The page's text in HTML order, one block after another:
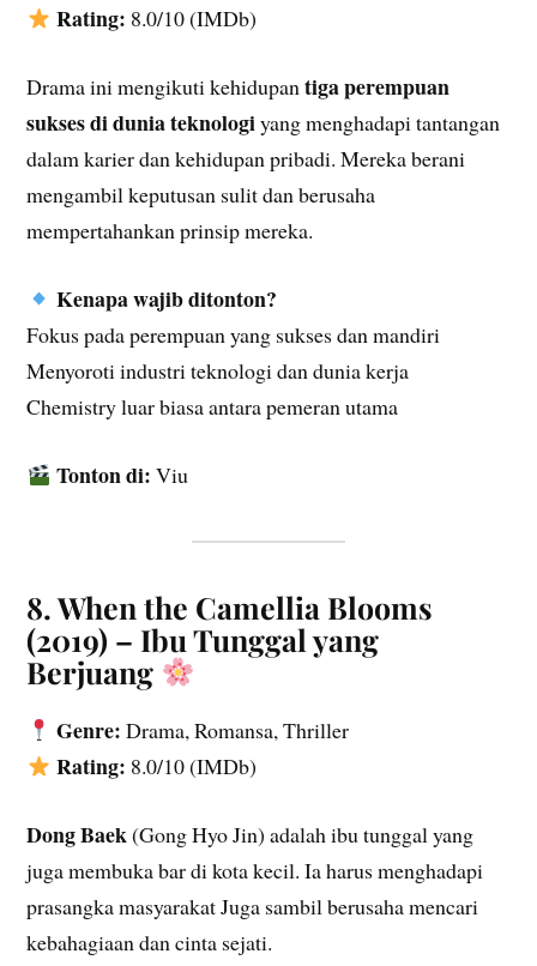
Rating: 8.0/10 (IMDb)
Drama ini mengikuti kehidupantiga perempuan
sukses di dunia teknologiyang menghadapi tantangan
dalam karier dan kehidupan pribadi. Mereka berani
mengambil keputusan sulit dan berusaha
mempertahankan prinsip mereka.
Kenapa wajib ditonton?
Fokus pada perempuan yang sukses dan mandiri
Menyoroti industri teknologi dan dunia kerja
Chemistry luar biasa antara pemeran utama
Tonton di: Viu
8. When the Camellia Blooms
(2019) – Ibu Tunggal yang
Berjuang
Genre: Drama, Romansa, Thriller
Rating: 8.0/10 (IMDb)
Dong Baek(Gong Hyo Jin) adalah ibu tunggal yang
juga membuka bar di kota kecil. Ia harus menghadapi
prasangka masyarakat Juga sambil berusaha mencari
kebahagiaan dan cinta sejati.